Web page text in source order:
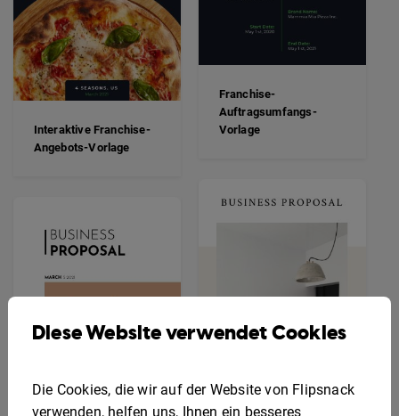
Franchise-
Auftragsumfangs-
Vorlage
Interaktive Franchise-
Angebots-Vorlage
Diese Website verwendet Cookies
Die Cookies, die wir auf der Website von Flipsnack
verwenden, helfen uns, Ihnen ein besseres